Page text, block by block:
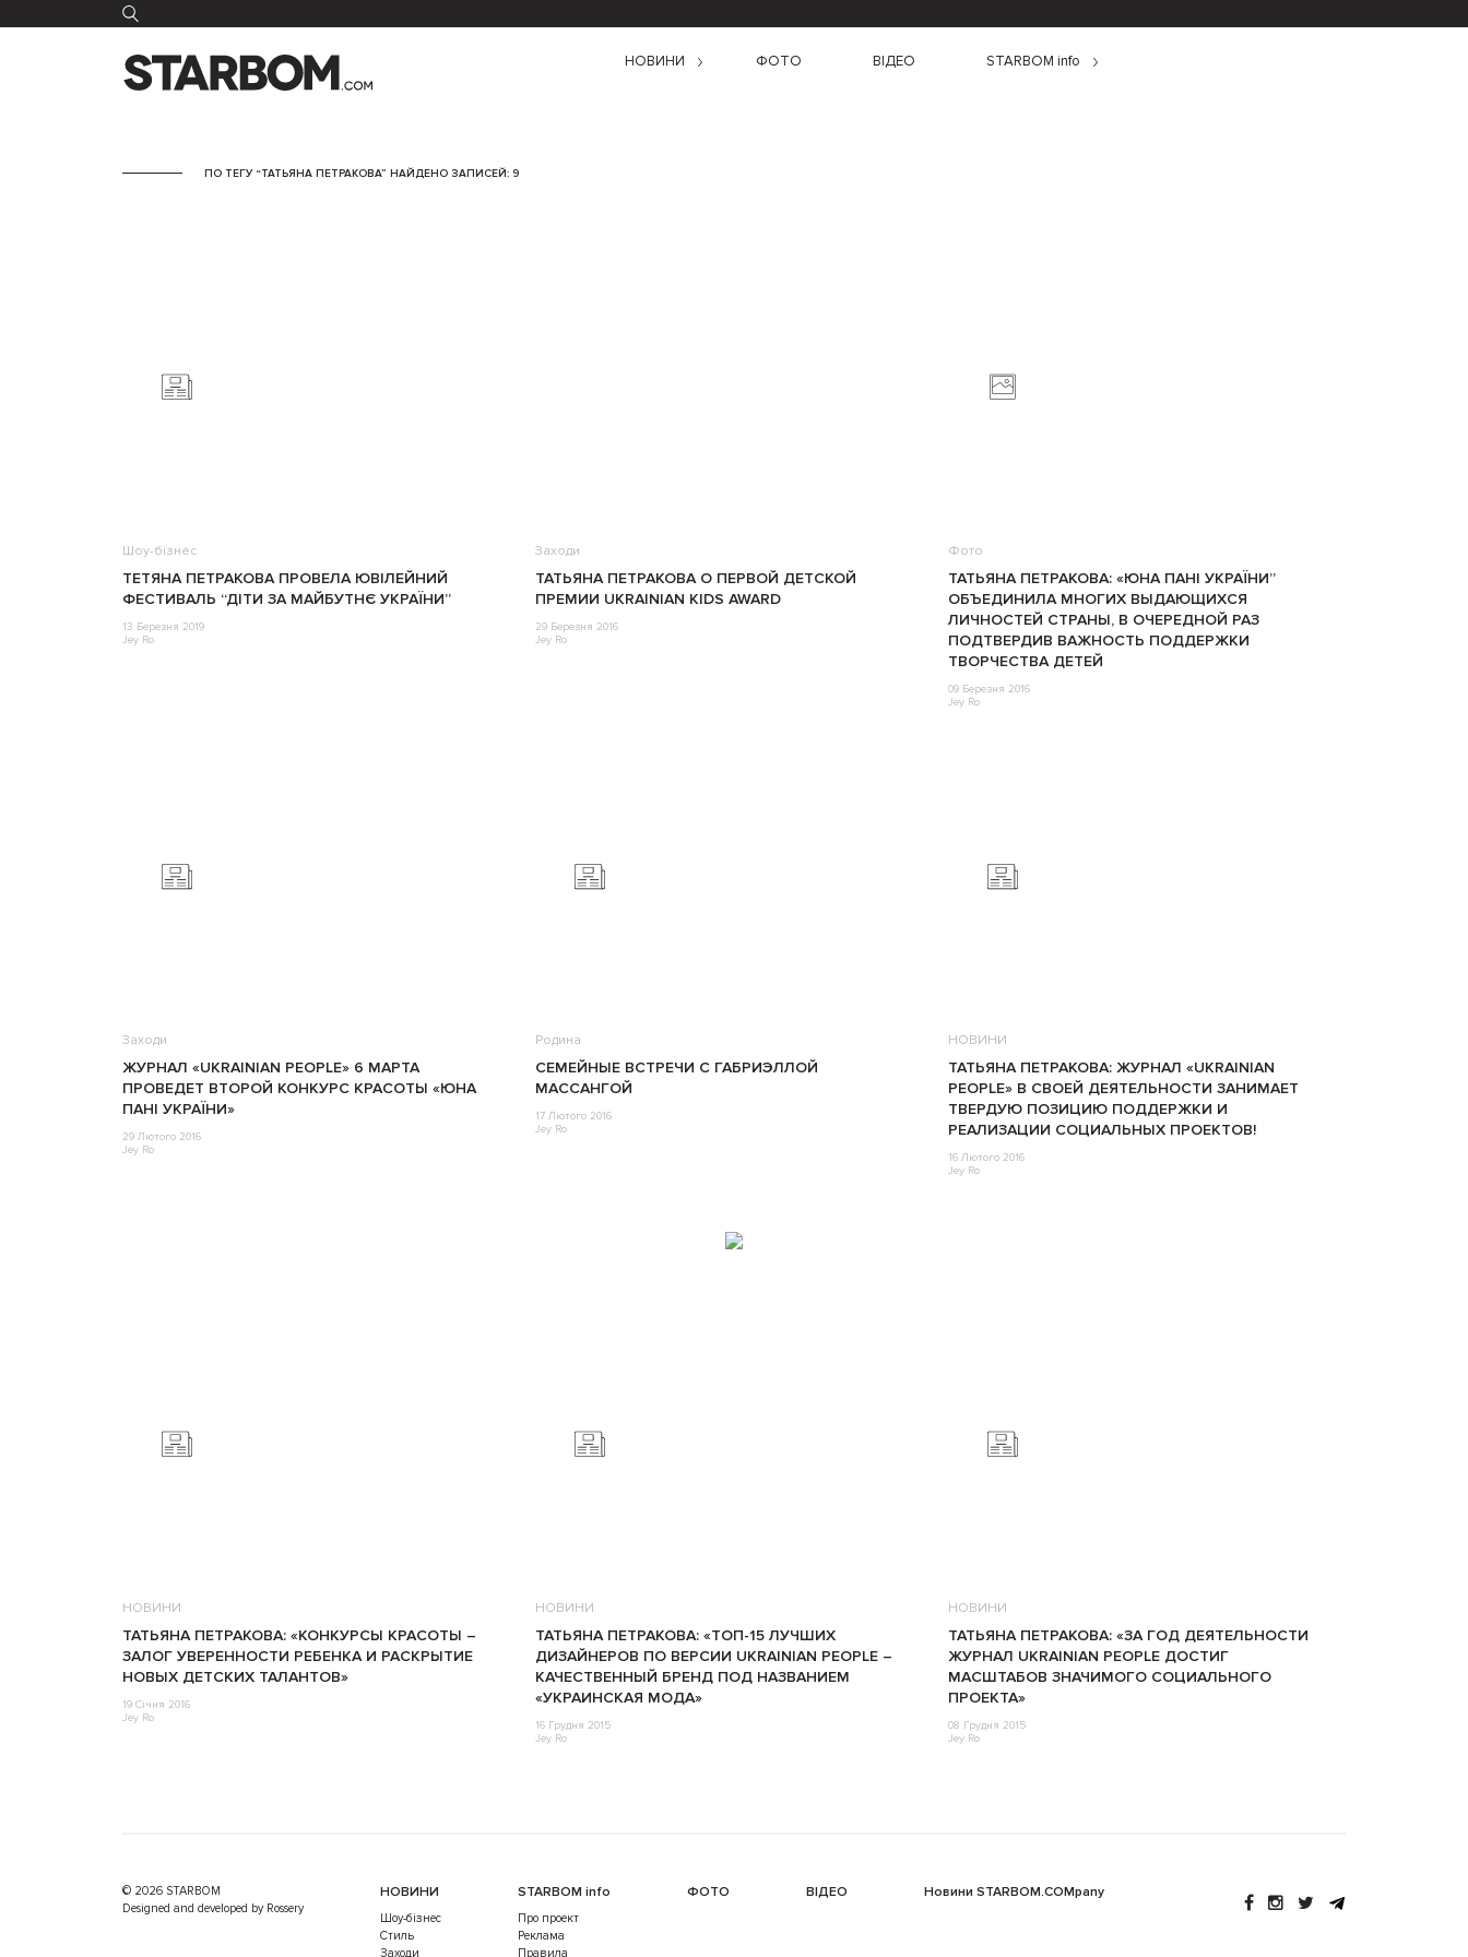
НОВИНИ ФОТО ВІДЕО STARBOM info
ПО ТЕГУ “ТАТЬЯНА ПЕТРАКОВА” НАЙДЕНО ЗАПИСЕЙ: 9
Шоу-бізнес
ТЕТЯНА ПЕТРАКОВА ПРОВЕЛА ЮВІЛЕЙНИЙ
ФЕСТИВАЛЬ “ДІТИ ЗА МАЙБУТНЄ УКРАЇНИ”
13 Березня 2019
Jey Ro
Заходи
ТАТЬЯНА ПЕТРАКОВА О ПЕРВОЙ ДЕТСКОЙ
ПРЕМИИ UKRAINIAN KIDS AWARD
29 Березня 2016
Jey Ro
Фото
ТАТЬЯНА ПЕТРАКОВА: «ЮНА ПАНІ УКРАЇНИ”
ОБЪЕДИНИЛА МНОГИХ ВЫДАЮЩИХСЯ
ЛИЧНОСТЕЙ СТРАНЫ, В ОЧЕРЕДНОЙ РАЗ
ПОДТВЕРДИВ ВАЖНОСТЬ ПОДДЕРЖКИ
ТВОРЧЕСТВА ДЕТЕЙ
09 Березня 2016
Jey Ro
Заходи
ЖУРНАЛ «UKRAINIAN PEOPLE» 6 МАРТА
ПРОВЕДЕТ ВТОРОЙ КОНКУРС КРАСОТЫ «ЮНА
ПАНІ УКРАЇНИ»
29 Лютого 2016
Jey Ro
Родина
СЕМЕЙНЫЕ ВСТРЕЧИ С ГАБРИЭЛЛОЙ
МАССАНГОЙ
17 Лютого 2016
Jey Ro
НОВИНИ
ТАТЬЯНА ПЕТРАКОВА: ЖУРНАЛ «UKRAINIAN
PEOPLE» В СВОЕЙ ДЕЯТЕЛЬНОСТИ ЗАНИМАЕТ
ТВЕРДУЮ ПОЗИЦИЮ ПОДДЕРЖКИ И
РЕАЛИЗАЦИИ СОЦИАЛЬНЫХ ПРОЕКТОВ!
16 Лютого 2016
Jey Ro
НОВИНИ
ТАТЬЯНА ПЕТРАКОВА: «КОНКУРСЫ КРАСОТЫ –
ЗАЛОГ УВЕРЕННОСТИ РЕБЕНКА И РАСКРЫТИЕ
НОВЫХ ДЕТСКИХ ТАЛАНТОВ»
19 Січня 2016
Jey Ro
НОВИНИ
ТАТЬЯНА ПЕТРАКОВА: «ТОП-15 ЛУЧШИХ
ДИЗАЙНЕРОВ ПО ВЕРСИИ UKRAINIAN PEOPLE –
КАЧЕСТВЕННЫЙ БРЕНД ПОД НАЗВАНИЕМ
«УКРАИНСКАЯ МОДА»
16 Грудня 2015
Jey Ro
НОВИНИ
ТАТЬЯНА ПЕТРАКОВА: «ЗА ГОД ДЕЯТЕЛЬНОСТИ
ЖУРНАЛ UKRAINIAN PEOPLE ДОСТИГ
МАСШТАБОВ ЗНАЧИМОГО СОЦИАЛЬНОГО
ПРОЕКТА»
08 Грудня 2015
Jey Ro
© 2026 STARBOM
Designed and developed by Rossery
НОВИНИ
Шоу-бізнес
Стиль
Заходи
STARBOM info
Про проект
Реклама
Правила
ФОТО ВІДЕО Новини STARBOM.COMpany